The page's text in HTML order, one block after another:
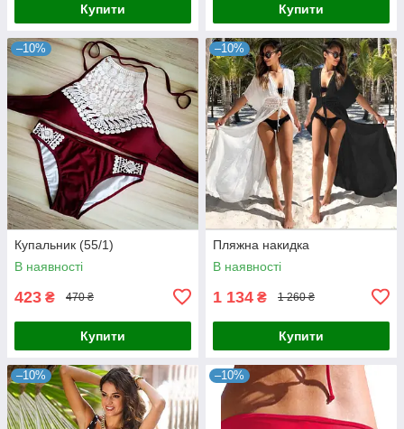
Купити Купити
–10%
Купальник (55/1)
В наявності
423 ₴ 470 ₴
Купити
–10%
Пляжна накидка
В наявності
1 134 ₴ 1 260 ₴
Купити
–10% –10%